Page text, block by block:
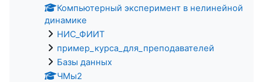
Компьютерный эксперимент в нелинейной
динамике
НИС_ФИИТ
пример_курса_для_преподавателей
Базы данных
ЧМы2